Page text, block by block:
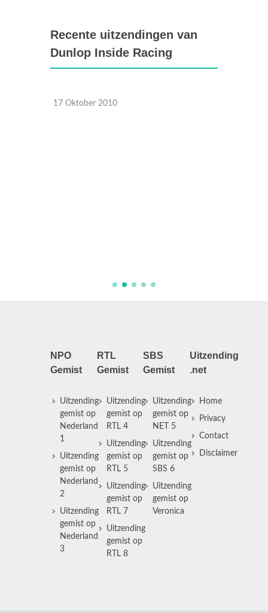
Recente uitzendingen van
Dunlop Inside Racing
17 Oktober 2010
NPO
Gemist
Uitzending
gemist op
Nederland
1
Uitzending
gemist op
Nederland
2
Uitzending
gemist op
Nederland
3
RTL
Gemist
Uitzending
gemist op
RTL 4
Uitzending
gemist op
RTL 5
Uitzending
gemist op
RTL 7
Uitzending
gemist op
RTL 8
SBS
Gemist
Uitzending
gemist op
NET 5
Uitzending
gemist op
SBS 6
Uitzending
gemist op
Veronica
Uitzending
.net
Home
Privacy
Contact
Disclaimer